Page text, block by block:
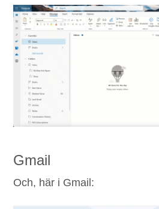
Gmail
Och, här i Gmail: